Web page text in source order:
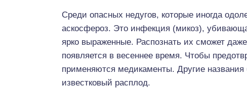
Среди опасных недугов, которые иногда
аскосфероз. Это инфекция (микоз),
ярко выраженные. Распознать их сможет
появляется в весеннее время. Чтобы
применяются медикаменты. Другие
известковый расплод.